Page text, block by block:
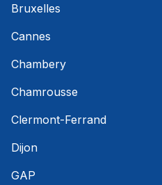
Bruxelles
Cannes
Chambery
Chamrousse
Clermont-Ferrand
Dijon
GAP